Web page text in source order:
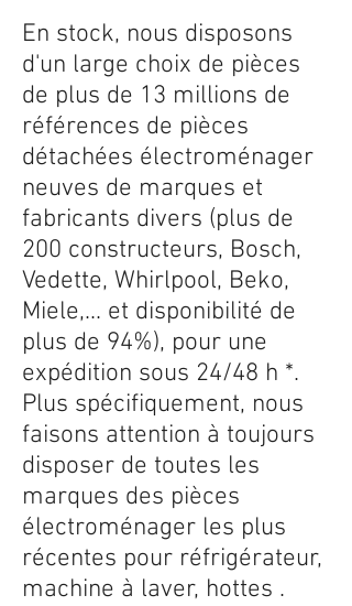
En stock, nous disposons
d'un large choix de pièces
de plus de 13 millions de
références de pièces
détachées électroménager
neuves de marques et
fabricants divers (plus de
200 constructeurs, Bosch,
Vedette, Whirlpool, Beko,
Miele,... et disponibilité de
plus de 94%), pour une
expédition sous 24/48 h *.
Plus spécifiquement, nous
faisons attention à toujours
disposer de toutes les
marques des pièces
électroménager les plus
récentes pour réfrigérateur,
machine à laver, hottes .